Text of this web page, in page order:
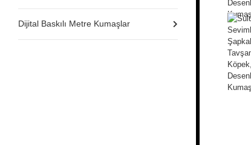
Dijital Baskılı Metre Kumaşlar